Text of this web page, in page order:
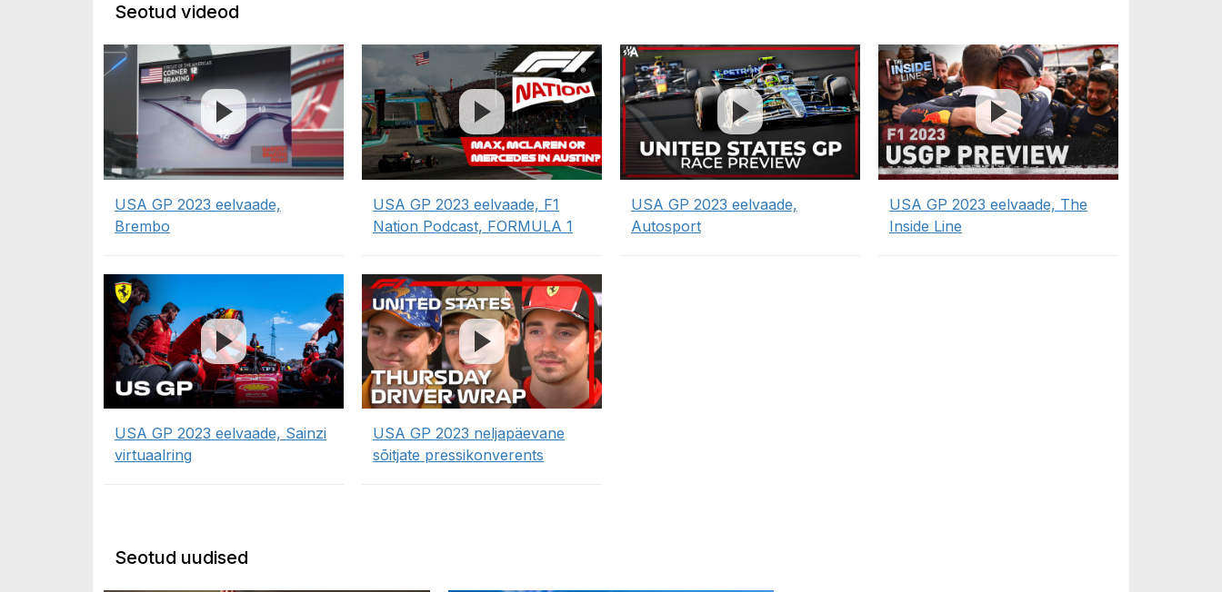
Seotud videod
USA GP 2023 eelvaade,
Brembo
USA GP 2023 eelvaade, F1
Nation Podcast, FORMULA 1
USA GP 2023 eelvaade,
Autosport
USA GP 2023 eelvaade, The
Inside Line
USA GP 2023 eelvaade, Sainzi
virtuaalring
USA GP 2023 neljapäevane
sõitjate pressikonverents
Seotud uudised